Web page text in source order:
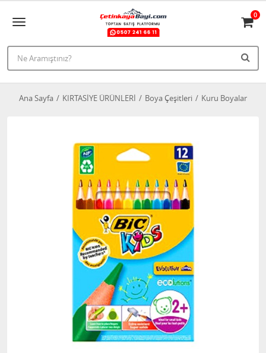
0
Ana Sayfa KIRTASİYE ÜRÜNLERİ Boya Çeşitleri Kuru Boyalar